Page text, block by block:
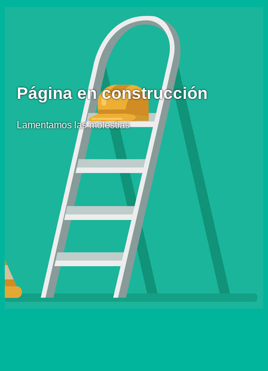
Página en construcción
Lamentamos las molestias